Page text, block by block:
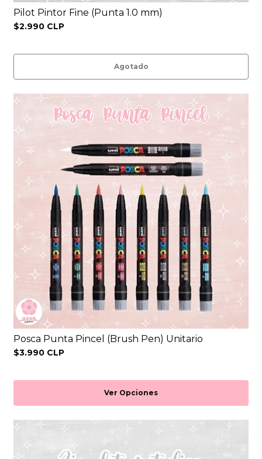
Pilot Pintor Fine (Punta 1.0 mm)
$2.990 CLP
Agotado
Posca Punta Pincel (Brush Pen) Unitario
$3.990 CLP
Ver Opciones